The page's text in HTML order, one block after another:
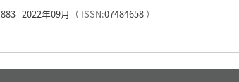
2022年09月 （ ISSN:07484658）